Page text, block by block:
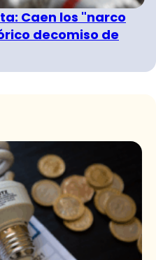
Caen los "narco
decomiso de